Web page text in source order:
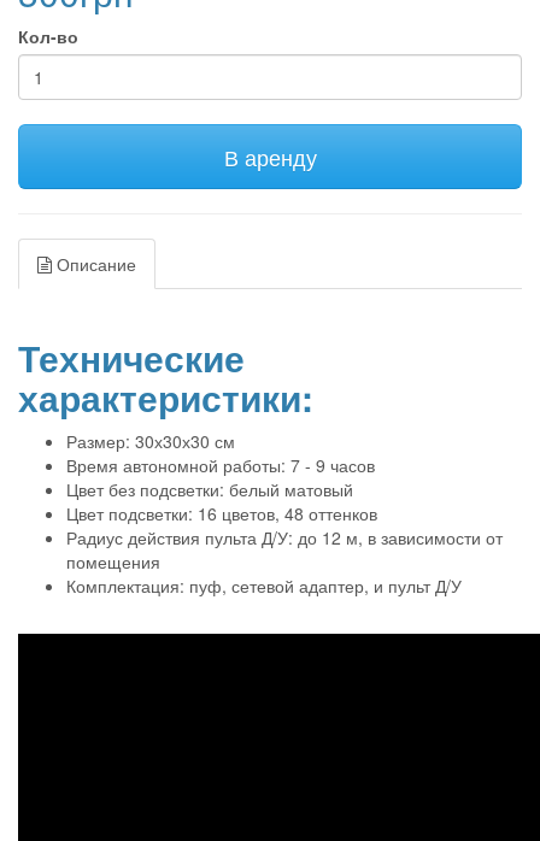
Кол-во
В аренду
Описание
Технические
характеристики:
Размер: 30х30х30 см
Время автономной работы: 7 - 9 часов
Цвет без подсветки: белый матовый
Цвет подсветки: 16 цветов, 48 оттенков
Радиус действия пульта Д/У: до 12 м, в зависимости от
помещения
Комплектация: пуф, сетевой адаптер, и пульт Д/У